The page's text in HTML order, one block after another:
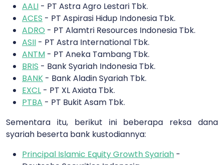
AALI - PT Astra Agro Lestari Tbk.
ACES - PT Aspirasi Hidup Indonesia Tbk.
ADRO - PT Alamtri Resources Indonesia Tbk.
ASII - PT Astra International Tbk.
ANTM - PT Aneka Tambang Tbk.
BRIS - Bank Syariah Indonesia Tbk.
BANK - Bank Aladin Syariah Tbk.
EXCL - PT XL Axiata Tbk.
PTBA - PT Bukit Asam Tbk.
Sementara itu, berikut ini beberapa reksa dana
syariah beserta bank kustodiannya:
Principal Islamic Equity Growth Syariah -